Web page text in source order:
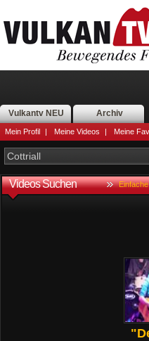
Vulkantv NEU Archiv
Mein Profil | Meine Videos | Meine
Videos Suchen